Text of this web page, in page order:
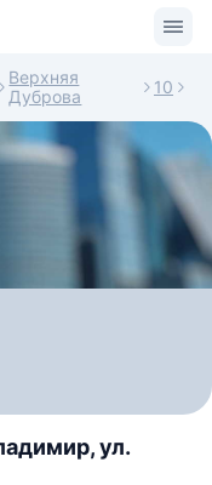
Верхняя
Дуброва
10
ул.